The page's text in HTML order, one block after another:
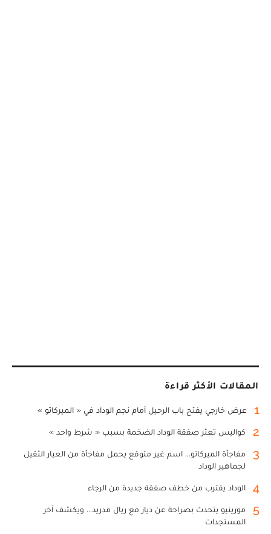
المقالات الأكثر قراءة
1 عرض خارجي يفتح باب الرحيل أمام نجم الوداد في « الميركاتو »
2 كواليس تعثر صفقة الوداد الضخمة بسبب « شرط واحد »
3
مفاجأة الميركاتو... اسم غير متوقع يحمل مفاجأة من العيار الثقيل
لجماهير الوداد
4 الوداد يقترب من خطف صفقة جديدة من الرجاء
5
مورينيو يتحدث بصراحة عن دياز مع ريال مدريد... ويكشف آخر
المستجدات